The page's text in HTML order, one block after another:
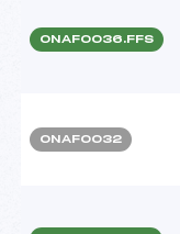
ONAF0036.FFS
ONAF0032